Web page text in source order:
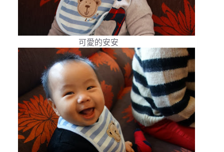
可愛的安安